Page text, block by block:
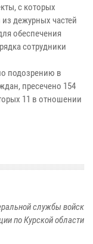
с которых
дежурных частей
обеспечения
сотрудники
подозрению в
пресечено 154
11 в отношении
службы войск
по Курской области